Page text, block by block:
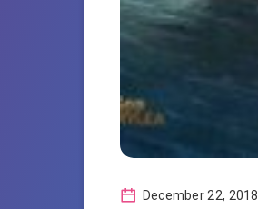
December 22, 2018